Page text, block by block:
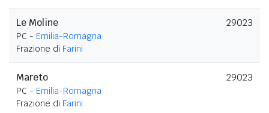
Le Moline
PC - Emilia-Romagna
Frazione di Farini
29023
Mareto
PC - Emilia-Romagna
Frazione di Farini
29023